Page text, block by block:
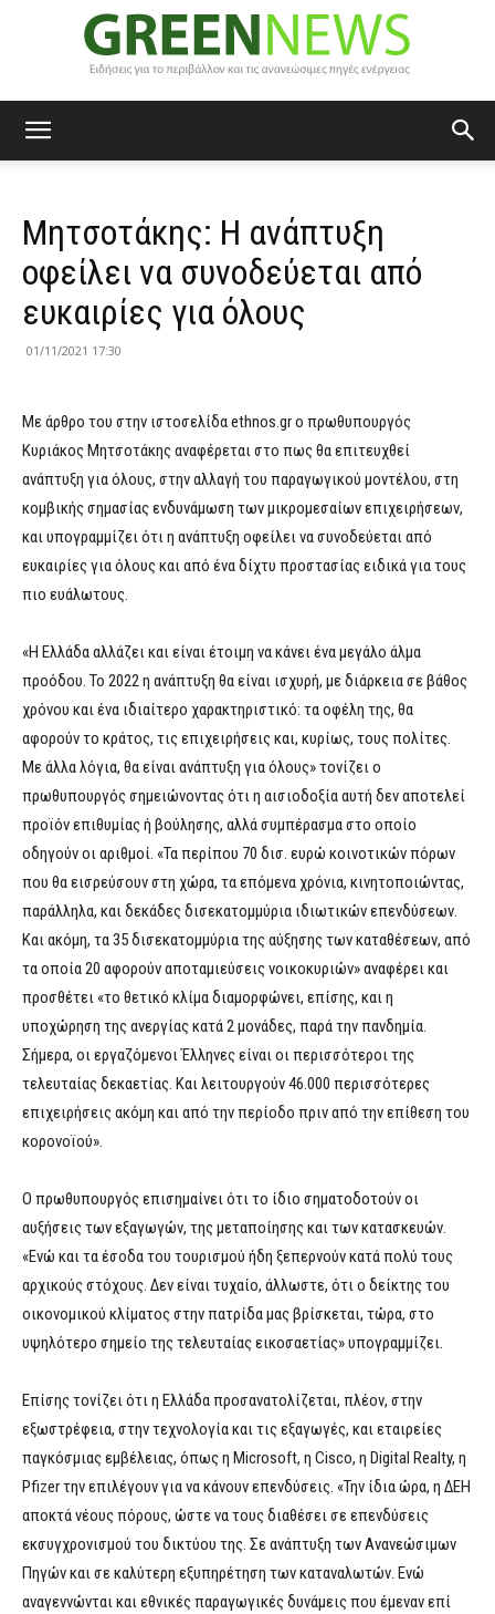
News
Μητσοτάκης: Η ανάπτυξη
οφείλει να συνοδεύεται από
ευκαιρίες για όλους
01/11/2021 17:30
Με άρθρο του στην ιστοσελίδα ethnos.gr ο πρωθυπουργός
Κυριάκος Μητσοτάκης αναφέρεται στο πως θα επιτευχθεί
ανάπτυξη για όλους, στην αλλαγή του παραγωγικού μοντέλου, στη
κομβικής σημασίας ενδυνάμωση των μικρομεσαίων επιχειρήσεων,
και υπογραμμίζει ότι η ανάπτυξη οφείλει να συνοδεύεται από
ευκαιρίες για όλους και από ένα δίχτυ προστασίας ειδικά για τους
πιο ευάλωτους.
«Η Ελλάδα αλλάζει και είναι έτοιμη να κάνει ένα μεγάλο άλμα
προόδου. Το 2022 η ανάπτυξη θα είναι ισχυρή, με διάρκεια σε βάθος
χρόνου και ένα ιδιαίτερο χαρακτηριστικό: τα οφέλη της, θα
αφορούν το κράτος, τις επιχειρήσεις και, κυρίως, τους πολίτες.
Με άλλα λόγια, θα είναι ανάπτυξη για όλους» τονίζει ο
πρωθυπουργός σημειώνοντας ότι η αισιοδοξία αυτή δεν αποτελεί
προϊόν επιθυμίας ή βούλησης, αλλά συμπέρασμα στο οποίο
οδηγούν οι αριθμοί. «Τα περίπου 70 δισ. ευρώ κοινοτικών πόρων
που θα εισρεύσουν στη χώρα, τα επόμενα χρόνια, κινητοποιώντας,
παράλληλα, και δεκάδες δισεκατομμύρια ιδιωτικών επενδύσεων.
Και ακόμη, τα 35 δισεκατομμύρια της αύξησης των καταθέσεων, από
τα οποία 20 αφορούν αποταμιεύσεις νοικοκυριών» αναφέρει και
προσθέτει «το θετικό κλίμα διαμορφώνει, επίσης, και η
υποχώρηση της ανεργίας κατά 2 μονάδες, παρά την πανδημία.
Σήμερα, οι εργαζόμενοι Έλληνες είναι οι περισσότεροι της
τελευταίας δεκαετίας. Και λειτουργούν 46.000 περισσότερες
επιχειρήσεις ακόμη και από την περίοδο πριν από την επίθεση του
κορονοϊού».
Ο πρωθυπουργός επισημαίνει ότι το ίδιο σηματοδοτούν οι
αυξήσεις των εξαγωγών, της μεταποίησης και των κατασκευών.
«Ενώ και τα έσοδα του τουρισμού ήδη ξεπερνούν κατά πολύ τους
αρχικούς στόχους. Δεν είναι τυχαίο, άλλωστε, ότι ο δείκτης του
οικονομικού κλίματος στην πατρίδα μας βρίσκεται, τώρα, στο
υψηλότερο σημείο της τελευταίας εικοσαετίας» υπογραμμίζει.
Επίσης τονίζει ότι η Ελλάδα προσανατολίζεται, πλέον, στην
εξωστρέφεια, στην τεχνολογία και τις εξαγωγές, και εταιρείες
παγκόσμιας εμβέλειας, όπως η Microsoft, η Cisco, η Digital Realty, η
Pfizer την επιλέγουν για να κάνουν επενδύσεις. «Την ίδια ώρα, η ΔΕΗ
αποκτά νέους πόρους, ώστε να τους διαθέσει σε επενδύσεις
εκσυγχρονισμού του δικτύου της. Σε ανάπτυξη των Ανανεώσιμων
Πηγών και σε καλύτερη εξυπηρέτηση των καταναλωτών. Ενώ
αναγεννώνται και εθνικές παραγωγικές δυνάμεις που έμεναν επί